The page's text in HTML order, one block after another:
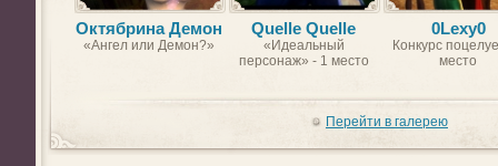
Октябрина Демон
«Ангел или Демон?»
Quelle Quelle
«Идеальный
персонаж» - 1 место
0Lexy0
Конкурс
место
Перейти в галерею